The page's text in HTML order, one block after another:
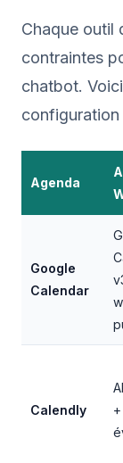
Chaque outil
contraintes
chatbot.
Agenda
Google
Calendar
Calendly